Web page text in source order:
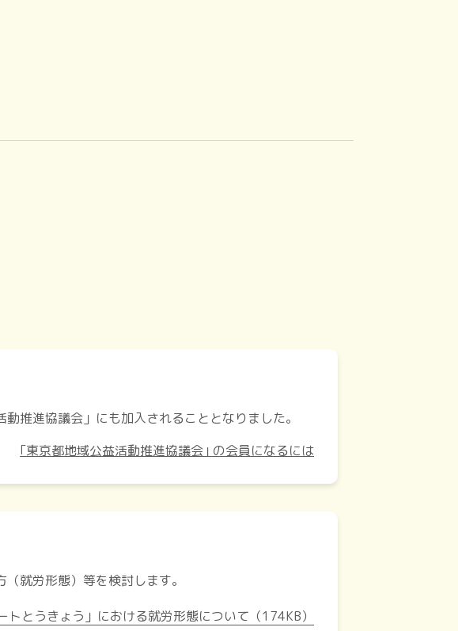
推進協議会」にも加入されることとなりました。
｢東京都地域公益活動推進協議会｣ の会員になるには
就労形態）等を検討します。
トとうきょう」における就労形態について（174KB）